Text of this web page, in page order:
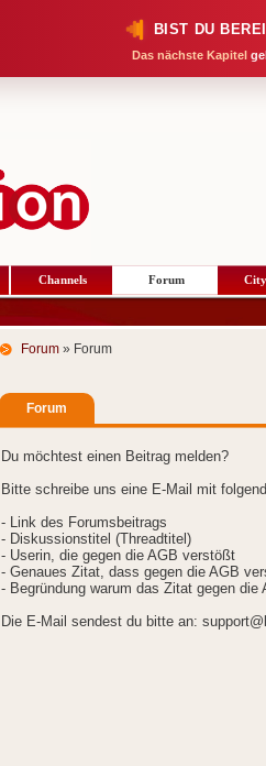
BIST DU
Das nächste Kapitel
Channels Forum
Forum » Forum
Forum
Du möchtest einen Beitrag melden?
Bitte schreibe uns eine E-Mail mit
- Link des Forumsbeitrags
- Diskussionstitel (Threadtitel)
- Userin, die gegen die AGB verstößt
- Genaues Zitat, dass gegen die AGB
- Begründung warum das Zitat gegen die
Die E-Mail sendest du bitte an: